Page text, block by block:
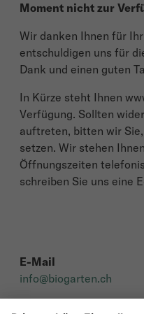
Moment nicht zur
Wir danken Ihnen für
entschuldigen uns für
Dank und einen guten
In Kürze steht Ihnen
Verfügung. Sollten
auftreten, bitten wir
setzen. Wir stehen
Öffnungszeiten
schreiben Sie uns eine
E-Mail
info@biogarten.ch